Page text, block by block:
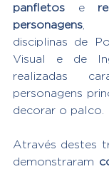
panfletos e
personagens,
disciplinas de
Visual e de
realizadas
personagens
decorar o palco.
Através destes
demonstraram